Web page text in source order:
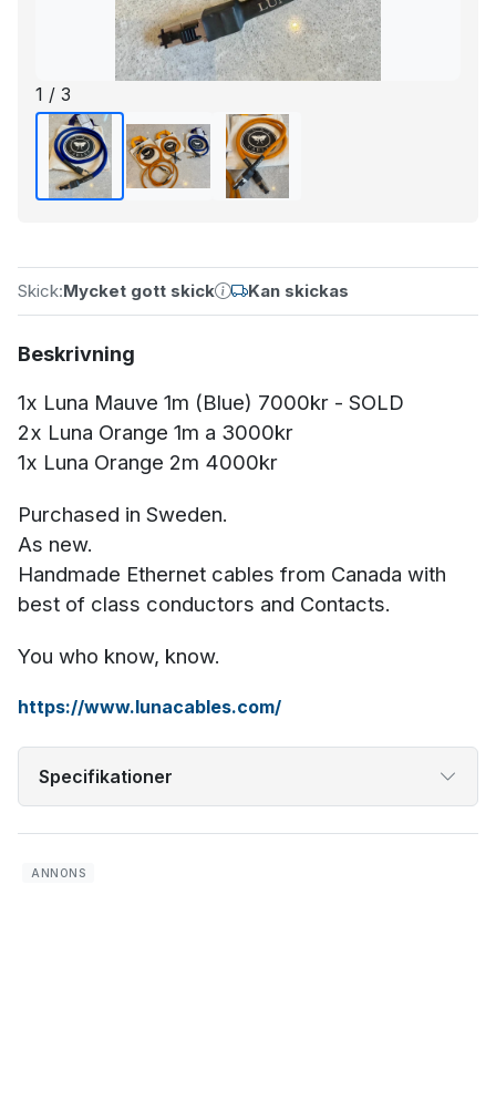
1 / 3
Skick:Mycket gott skick Kan skickas
Beskrivning
1x Luna Mauve 1m (Blue) 7000kr - SOLD
2x Luna Orange 1m a 3000kr
1x Luna Orange 2m 4000kr
Purchased in Sweden.
As new.
Handmade Ethernet cables from Canada with
best of class conductors and Contacts.
You who know, know.
https://www.lunacables.com/
Specifikationer